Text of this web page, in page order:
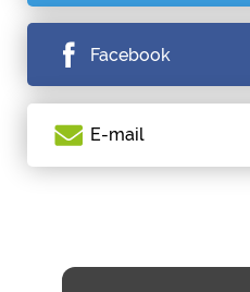
Facebook
E-mail